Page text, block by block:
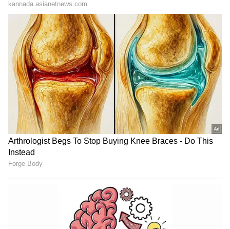
LATEST VIDEOS
"ರಾಜಕೀಯ ಬೇಡ, ಸಿನಿಮಾನೇ ಪ್ರಾಣ":
ಕನಕೋತ್ಸವದಲ್ಲಿ ರಿಷಬ್ ಶೆಟ್ಟಿ | Rishab
Shetty speech | Suvarna News
ಶೇ.50 ರಿಂದ ಶೇ.18 ಕ್ಕೆ TAX ಇಳಿಕೆ: ಮೋದಿ-
ಟ್ರಂಪ್ ಐತಿಹಾಸಿಕ ಒಪ್ಪಂದ | India US
Trade Deal | Party Rounds